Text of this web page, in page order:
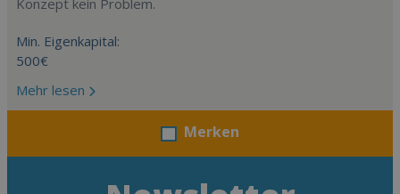
Konzept kein Problem.
Min. Eigenkapital:
500€
Mehr lesen
Merken